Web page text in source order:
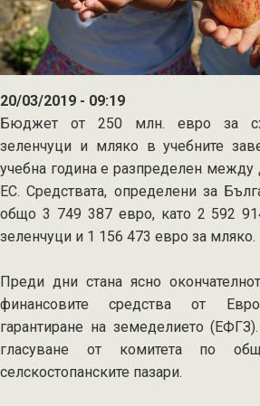
подкрепа
за
плодове
и
зеленчуци
за
кампания
2018
20/03/2019 - 09:19
Бюджет от 250 млн. евро за
зеленчуци и мляко в учебните
учебна година е разпределен
ЕС. Средствата, определени за
общо 3 749 387 евро, като 2 592
зеленчуци и 1 156 473 евро за мляко.
Преди дни стана ясно
финансовите средства от
гарантиране на земеделието
гласуване от комитета по
селскостопанските пазари.